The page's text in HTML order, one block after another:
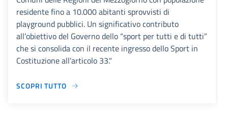
residente fino a 10.000 abitanti sprovvisti di
playground pubblici. Un significativo contributo
all’obiettivo del Governo dello “sport per tutti e di tutti”
che si consolida con il recente ingresso dello Sport in
Costituzione all’articolo 33."
SCOPRI TUTTO